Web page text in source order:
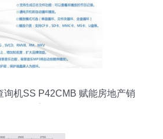
询机SS P42CMB 赋能房地产销